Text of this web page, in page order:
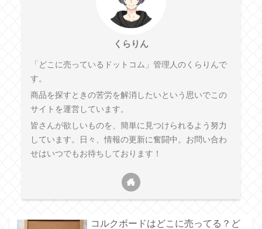
くらりん
「どこに売っているドットコム」管理人のくらりんで
す。
商品を探すときの苦労を解消したいという思いでこの
サイトを運営しています。
皆さんが欲しいものを、簡単に見つけられるよう努力
しています。日々、情報の更新に奮闘中。お問い合わ
せはいつでもお待ちしております！
コルクボードはどこに売ってる？ど